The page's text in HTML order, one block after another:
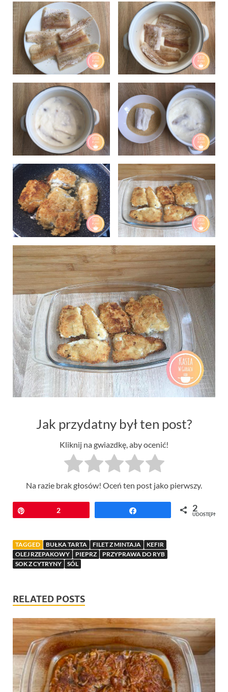
Jak przydatny był ten post?
Kliknij na gwiazdkę, aby ocenić!
Na razie brak głosów! Oceń ten post jako pierwszy.
Przypnij2 2
UDOSTĘPNIEŃ
TAGGED BUŁKA TARTA FILET Z MINTAJA
KEFIR
OLEJ RZEPAKOWY
PIEPRZ
PRZYPRAWA DO RYB
SOK Z CYTRYNY
SÓL
RELATED POSTS